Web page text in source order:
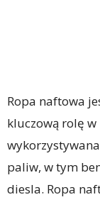
Ropa naftowa
kluczową rolę w
paliw, w tym
diesla. Ropa